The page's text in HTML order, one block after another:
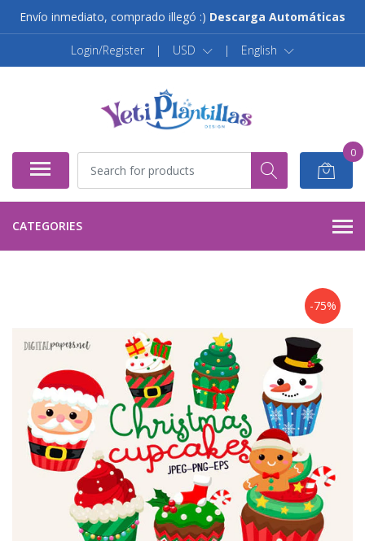
Envío inmediato, comprado illegó :) Descarga Automáticas
Login/Register | USD | English
0
CATEGORIES
-75%